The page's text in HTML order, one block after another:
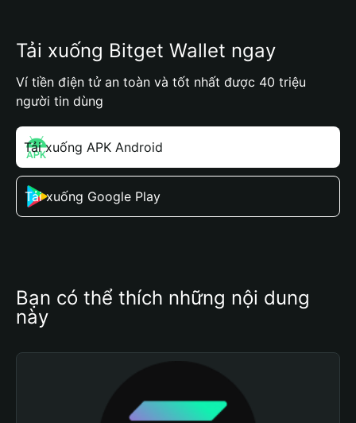
Tải xuống Bitget Wallet ngay
Ví tiền điện tử an toàn và tốt nhất được 40 triệu
người tin dùng
Tải xuống APK Android
Tải xuống Google Play
Bạn có thể thích những nội dung
này